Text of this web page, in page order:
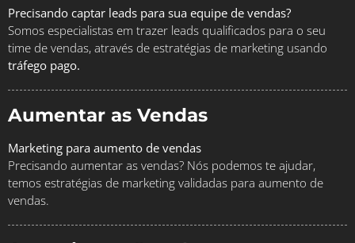
Precisando captar leads para sua equipe de vendas?
Somos especialistas em trazer leads qualificados para o seu
time de vendas, através de estratégias de marketing usando
tráfego pago.
Aumentar as Vendas
Marketing para aumento de vendas
Precisando aumentar as vendas? Nós podemos te ajudar,
temos estratégias de marketing validadas para aumento de
vendas.